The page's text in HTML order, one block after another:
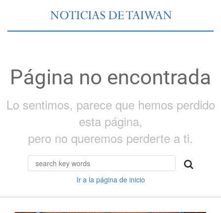
Página no encontrada
Lo sentimos, parece que hemos perdido
esta página,
pero no queremos perderte a ti.
Ir a la página de inicio